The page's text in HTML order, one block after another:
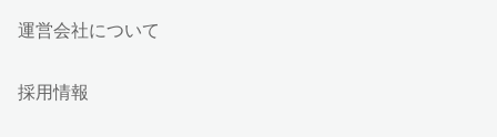
運営会社について
採用情報